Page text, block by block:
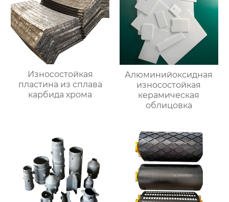
Износостойкая
пластина из сплава
карбида хрома
Алюминийоксидная
износостойкая
керамическая
облицовка